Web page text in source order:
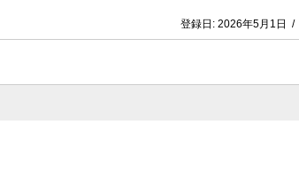
登録日: 2026年5月1日 /